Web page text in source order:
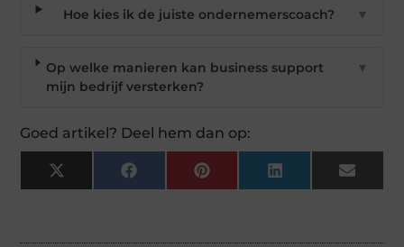
Hoe kies ik de juiste ondernemerscoach? ▼
Op welke manieren kan business support
mijn bedrijf versterken?
▼
Goed artikel? Deel hem dan op:
X
(Twitter)
Facebook Pinterest LinkedIn Email